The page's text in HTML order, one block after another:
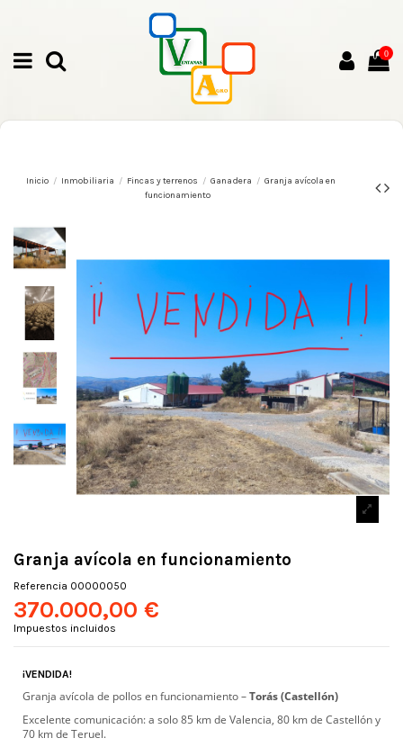
0
Inicio Inmobiliaria Fincas y terrenos Ganadera
Granja avícola en
funcionamiento
Granja avícola en funcionamiento
Referencia 00000050
370.000,00 €
Impuestos incluidos
¡VENDIDA!
Granja avícola de pollos en funcionamiento –Torás (Castellón)
Excelente comunicación: a solo 85 km de Valencia, 80 km de Castellón y
70 km de Teruel.